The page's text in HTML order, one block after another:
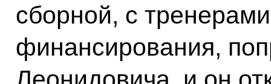
сборной, с
финансирования,